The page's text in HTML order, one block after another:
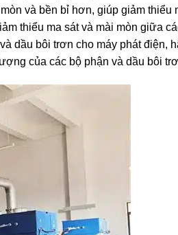
và bền bỉ hơn, giúp giảm thiểu
thiểu ma sát và mài mòn giữa
dầu bôi trơn cho máy phát điện,
của các bộ phận và dầu bôi